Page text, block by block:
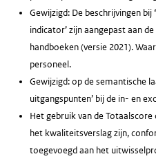
Gewijzigd: De beschrijvingen bij
indicator’ zijn aangepast aan
handboeken (versie 2021).
personeel.
Gewijzigd: op de semantische
uitgangspunten’ bij de in- en
Het gebruik van de
het kwaliteitsverslag zijn,
toegevoegd aan het